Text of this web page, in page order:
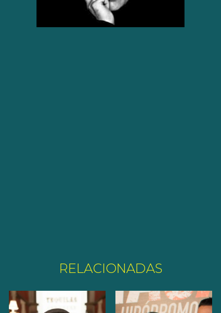
RELACIONADAS